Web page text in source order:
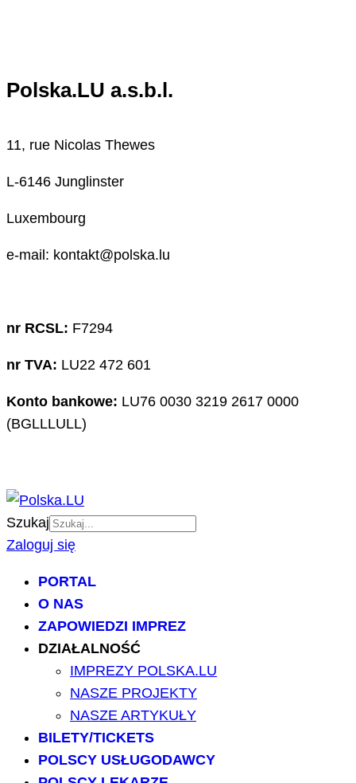
Polska.LU a.s.b.l.
11, rue Nicolas Thewes
L-6146 Junglinster
Luxembourg
e-mail: kontakt@polska.lu
nr RCSL: F7294
nr TVA: LU22 472 601
Konto bankowe: LU76 0030 3219 2617 0000
(BGLLLULL)
Szukaj
Zaloguj się
PORTAL
O NAS
ZAPOWIEDZI IMPREZ
DZIAŁALNOŚĆ
IMPREZY POLSKA.LU
NASZE PROJEKTY
NASZE ARTYKUŁY
BILETY/TICKETS
POLSCY USŁUGODAWCY